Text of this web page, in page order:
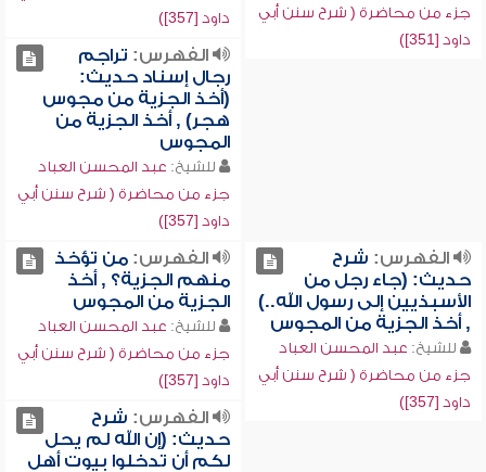
جزء من محاضرة ( شرح سنن أبي
داود [351])
داود [357])
الفهرس: تراجم
رجال إسناد حديث:
(أخذ الجزية من مجوس
هجر) , أخذ الجزية من
المجوس
للشيخ: عبد المحسن العباد
جزء من محاضرة ( شرح سنن أبي
داود [357])
الفهرس: شرح
حديث: (جاء رجل من
الأسبذيين إلى رسول الله..)
, أخذ الجزية من المجوس
للشيخ: عبد المحسن العباد
جزء من محاضرة ( شرح سنن أبي
داود [357])
الفهرس:من تؤخذ
منهم الجزية؟ , أخذ
الجزية من المجوس
للشيخ: عبد المحسن العباد
جزء من محاضرة ( شرح سنن أبي
داود [357])
الفهرس: شرح
حديث: (إن الله لم يحل
لكم أن تدخلوا بيوت أهل